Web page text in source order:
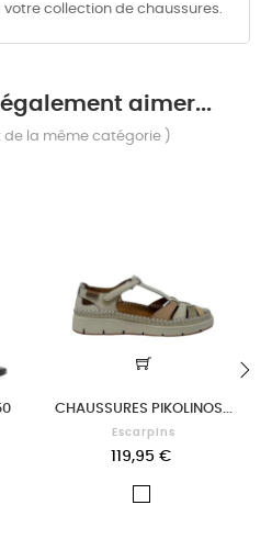
collection de chaussures.
aimer...
de la même catégorie )
CHAUSSURES PIKOLINOS...
Escarpins
119,95 €